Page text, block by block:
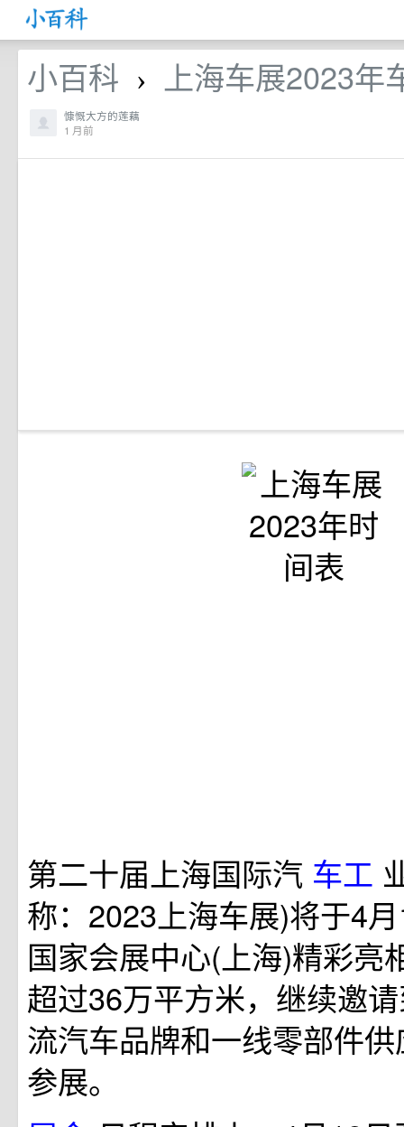
小百科 › 上海车展2023年
慷慨大方的莲藕
1 月前
第二十届上海国际汽 车工
称：2023上海车展)将于4
国家会展中心(上海)精彩亮
超过36万平方米，继续邀
流汽车品牌和一线零部件
参展。